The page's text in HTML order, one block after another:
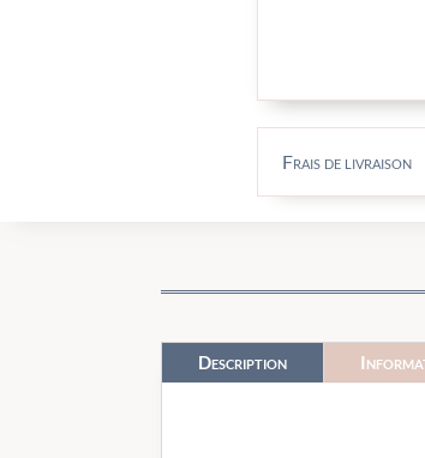
Frais de livraison
Description